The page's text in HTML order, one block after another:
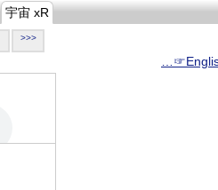
宇宙 xR
>>>